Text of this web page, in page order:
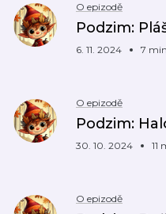
O epizodě
Podzim:
6. 11. 2024 7 min
O epizodě
Podzim:
30. 10. 2024 11
O epizodě